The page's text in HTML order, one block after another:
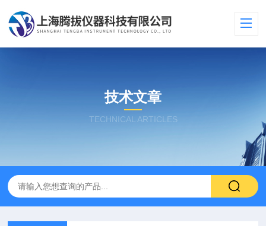
技术文章
TECHNICAL ARTICLES